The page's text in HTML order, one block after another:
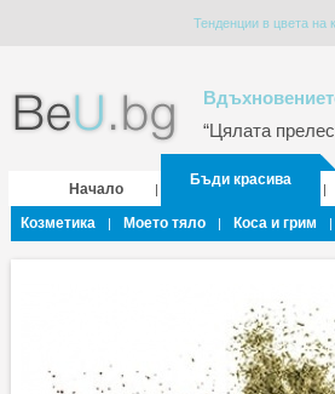
Тенденции в цвета на
“Цялата
Начало |
Бъди красива
|
Козметика
| Моето тяло | Коса и грим |